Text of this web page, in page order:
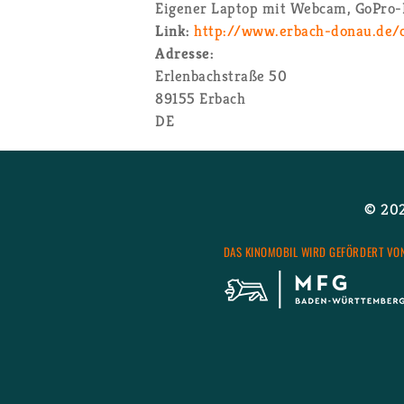
Ei­ge­ner Lap­top mit Web­cam,
Link:http://​www.​erbach-​donau.​de/​
Adres­se:
Er­len­bach­stra­ße 50
89155 Er­bach
DE
©
DAS KI­NO­MO­BIL WIRD GE­FÖR­DERT